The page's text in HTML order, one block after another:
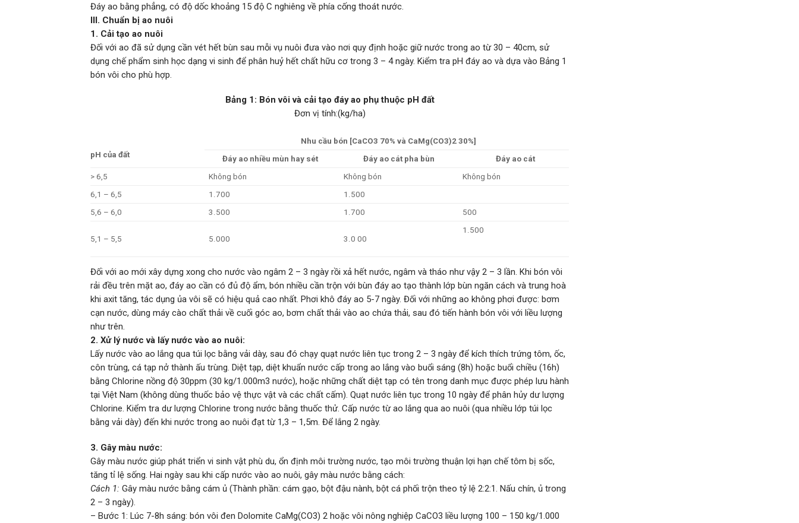
Đáy ao bằng phẳng, có độ dốc khoảng 15 độ C nghiêng về phía cống thoát nước.
III. Chuẩn bị ao nuôi
1. Cải tạo ao nuôi
Đối với ao đã sử dụng cần vét hết bùn sau mỗi vụ nuôi đưa vào nơi quy định hoặc giữ nước trong ao từ 30 – 40cm, sử
dụng chế phẩm sinh học dạng vi sinh để phân huỷ hết chất hữu cơ trong 3 – 4 ngày. Kiểm tra pH đáy ao và dựa vào Bảng 1
bón vôi cho phù hợp.
Bảng 1: Bón vôi và cải tạo đáy ao phụ thuộc pH đất
Đơn vị tính:(kg/ha)
pH của đất
Nhu cầu bón [CaCO3 70% và CaMg(CO3)2 30%]
Đáy ao nhiều mùn hay sét
Đáy ao cát pha bùn
Đáy ao cát
> 6,5
Không bón Không bón
Không bón
6,1 – 6,5
1.700
1.500
5,6 – 6,0
3.500 1.700 500
5,1 – 5,5 5.000 3.0 00
1.500
Đối với ao mới xây dựng xong cho nước vào ngâm 2 – 3 ngày rồi xả hết nước, ngâm và tháo như vậy 2 – 3 lần. Khi bón vôi
rải đều trên mặt ao, đáy ao cần có đủ độ ẩm, bón nhiều cần trộn với bùn đáy ao tạo thành lớp bùn ngăn cách và trung hoà
khi axit tăng, tác dụng ủa vôi sẽ có hiệu quả cao nhất. Phơi khô đáy ao 5-7 ngày. Đối với những ao không phơi được: bơm
cạn nước, dùng máy cào chất thải về cuối góc ao, bơm chất thải vào ao chứa thải, sau đó tiến hành bón vôi với liều lượng
như trên.
2. Xử lý nước và lấy nước vào ao nuôi:
Lấy nước vào ao lắng qua túi lọc bằng vải dày, sau đó chạy quạt nước liên tục trong 2 – 3 ngày để kích thích trứng tôm, ốc,
côn trùng, cá tạp nở thành ấu trùng. Diệt tạp, diệt khuẩn nước cấp trong ao lắng vào buổi sáng (8h) hoặc buổi chiều (16h)
bằng Chlorine nồng độ 30ppm (30 kg/1.000m3 nước), hoặc những chất diệt tạp có tên trong danh mục được phép lưu hành
tại Việt Nam (không dùng thuốc bảo vệ thực vật và các chất cấm). Quạt nước liên tục trong 10 ngày để phân hủy dư lượng
Chlorine. Kiểm tra dư lượng Chlorine trong nước bằng thuốc thử. Cấp nước từ ao lắng qua ao nuôi (qua nhiều lớp túi lọc
bằng vải dày) đến khi nước trong ao nuôi đạt từ 1,3 – 1,5m. Để lắng 2 ngày.
3. Gây màu nước:
Gây màu nước giúp phát triển vi sinh vật phù du, ổn định môi trường nước, tạo môi trường thuận lợi hạn chế tôm bị sốc,
tăng tỉ lệ sống. Hai ngày sau khi cấp nước vào ao nuôi, gây màu nước bằng cách:
Cách 1: Gây màu nước bằng cám ủ (Thành phần: cám gạo, bột đậu nành, bột cá phối trộn theo tỷ lệ 2:2:1. Nấu chín, ủ trong
2 – 3 ngày).
– Bước 1: Lúc 7-8h sáng: bón vôi đen Dolomite CaMg(CO3) 2 hoặc vôi nông nghiệp CaCO3 liều lượng 100 – 150 kg/1.000